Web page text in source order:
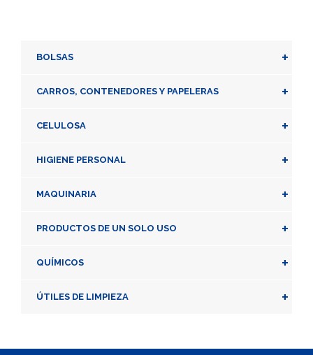
+
BOLSAS
+
CARROS, CONTENEDORES Y PAPELERAS
+
CELULOSA
+
HIGIENE PERSONAL
+
MAQUINARIA
+
PRODUCTOS DE UN SOLO USO
+
QUÍMICOS
+
ÚTILES DE LIMPIEZA